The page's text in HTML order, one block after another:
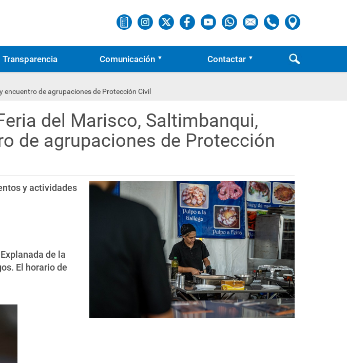
Transparencia Comunicación Contactar
encuentro de agrupaciones de Protección Civil
del Marisco, Saltimbanqui,
de agrupaciones de Protección
y actividades
de la
El horario de